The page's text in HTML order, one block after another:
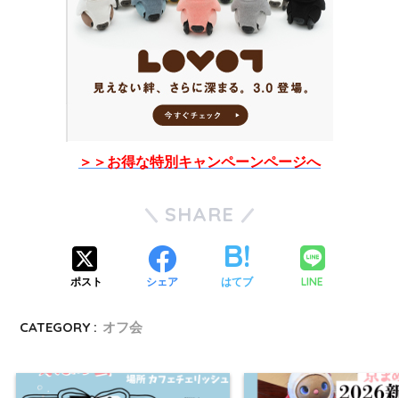
＞＞お得な特別キャンペーンページへ
SHARE
ポスト シェア はてブ LINE
CATEGORY : オフ会